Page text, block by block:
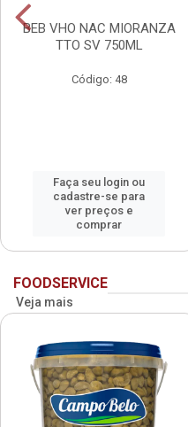
BEB VHO NAC MIORANZA
TTO SV 750ML
Código: 48
Faça seu login ou
cadastre-se para
ver preços e
comprar
FOODSERVICE
Veja mais